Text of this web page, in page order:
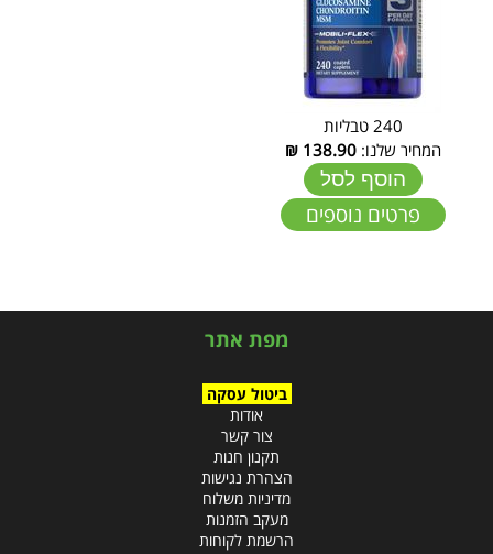
240 טבליות
המחיר שלנו: 138.90
₪
הוסף לסל
פרטים נוספים
מפת אתר
ביטול עסקה
אודות
צור קשר
תקנון חנות
הצהרת נגישות
מדיניות משלוח
מעקב הזמנות
הרשמת לקוחות